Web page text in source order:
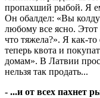
пропахший рыбой. Я
Он обалдел: «Вы
любому все ясно.
что тяжела?». Я как-
теперь квота и
домам». В Латвии
нельзя так продать...
- ...и от всех пахнет